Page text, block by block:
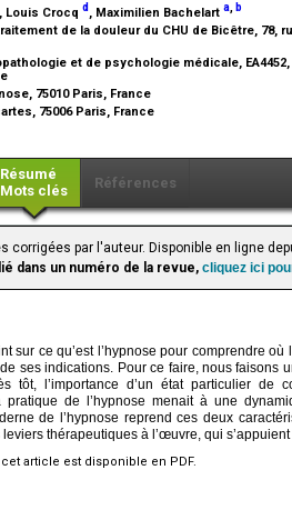
, Louis Crocq d , Maximilien Bachelart a, b
de la douleur du CHU de Bicêtre, 78,
et de psychologie médicale,
75010 Paris, France
75006 Paris, France
Résumé
Mots clés
Références
corrigées par l'auteur. Disponible en ligne
dans un numéro de la revue, cliquez ici
sur ce qu’est l’hypnose pour comprendre
ses indications. Pour ce faire, nous faisons
tôt, l’importance d’un état particulier de
pratique de l’hypnose menait à une
de l’hypnose reprend ces deux
thérapeutiques à l’œuvre, qui
article est disponible en PDF.